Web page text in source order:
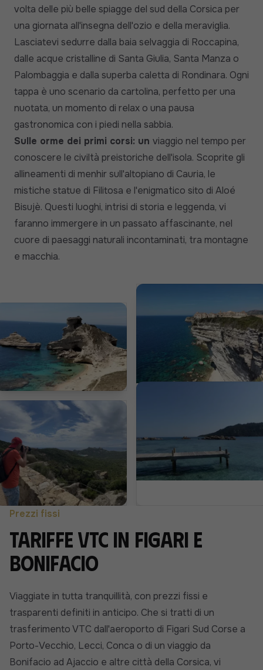
volta delle più belle spiagge del sud della Corsica per
una giornata all'insegna dell'ozio e della meraviglia.
Lasciatevi sedurre dalla baia selvaggia di Roccapina,
dalle acque cristalline di Santa Giulia, Santa Manza o
Palombaggia e dalla superba caletta di Rondinara. Ogni
tappa è uno scenario da cartolina, perfetto per una
nuotata, un momento di relax o una pausa
gastronomica con i piedi nella sabbia.
Sulle orme dei primi corsi: un viaggio nel tempo per
conoscere le civiltà preistoriche dell'isola. Scoprite gli
allineamenti di menhir sull'altopiano di Cauria, le
mistiche statue di Filitosa e l'enigmatico sito di Aloé
Bisujè. Questi luoghi, intrisi di storia e leggenda, vi
faranno immergere in un passato affascinante, nel
cuore di paesaggi naturali incontaminati, tra montagne
e macchia.
Prezzi fissi
Tariffe VTC in Figari e
Bonifacio
Viaggiate in tutta tranquillità, con prezzi fissi e
trasparenti definiti in anticipo. Che si tratti di un
trasferimento VTC dall'aeroporto di Figari Sud Corse a
Porto-Vecchio, Lecci, Conca o di un viaggio da
Bonifacio ad Ajaccio e altre città della Corsica, vi